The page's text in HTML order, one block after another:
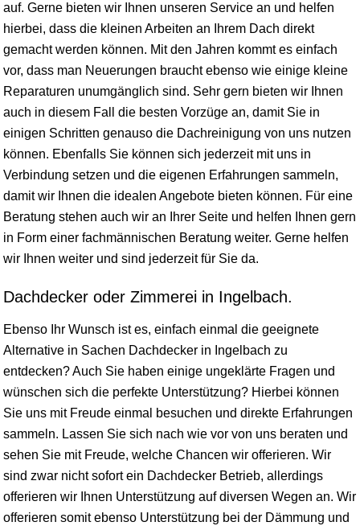
auf. Gerne bieten wir Ihnen unseren Service an und helfen
hierbei, dass die kleinen Arbeiten an Ihrem Dach direkt
gemacht werden können. Mit den Jahren kommt es einfach
vor, dass man Neuerungen braucht ebenso wie einige kleine
Reparaturen unumgänglich sind. Sehr gern bieten wir Ihnen
auch in diesem Fall die besten Vorzüge an, damit Sie in
einigen Schritten genauso die Dachreinigung von uns nutzen
können. Ebenfalls Sie können sich jederzeit mit uns in
Verbindung setzen und die eigenen Erfahrungen sammeln,
damit wir Ihnen die idealen Angebote bieten können. Für eine
Beratung stehen auch wir an Ihrer Seite und helfen Ihnen gern
in Form einer fachmännischen Beratung weiter. Gerne helfen
wir Ihnen weiter und sind jederzeit für Sie da.
Dachdecker oder Zimmerei in Ingelbach.
Ebenso Ihr Wunsch ist es, einfach einmal die geeignete
Alternative in Sachen Dachdecker in Ingelbach zu
entdecken? Auch Sie haben einige ungeklärte Fragen und
wünschen sich die perfekte Unterstützung? Hierbei können
Sie uns mit Freude einmal besuchen und direkte Erfahrungen
sammeln. Lassen Sie sich nach wie vor von uns beraten und
sehen Sie mit Freude, welche Chancen wir offerieren. Wir
sind zwar nicht sofort ein Dachdecker Betrieb, allerdings
offerieren wir Ihnen Unterstützung auf diversen Wegen an. Wir
offerieren somit ebenso Unterstützung bei der Dämmung und